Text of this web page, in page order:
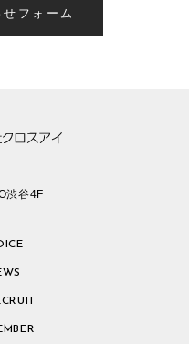
フォーム
渋谷4F